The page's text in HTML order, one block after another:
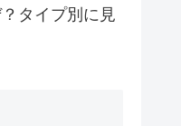
タイプ別に見